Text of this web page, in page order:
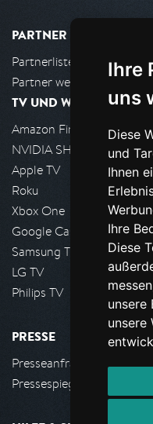
Ihre
uns
Diese
und
Ihnen
Ihre
Diese
unsere
unsere
PARTNER
Partnerliste
Partner werden
TV UND WOHNZIMMER
Amazon FireTV
NVIDIA SHIELD, Google
Apple TV
Roku
Xbox One
Google Cast
Samsung TV
LG TV
Philips TV
PRESSE
Presseanfrage stellen
Pressespiegel